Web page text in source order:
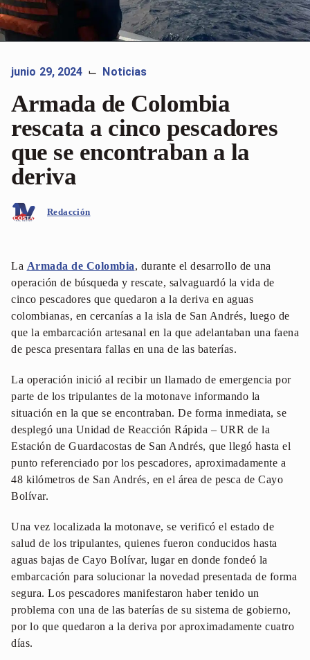
junio 29, 2024 ⌙ Noticias
Armada de Colombia
rescata a cinco pescadores
que se encontraban a la
deriva
Redacción
La Armada de Colombia, durante el desarrollo de una
operación de búsqueda y rescate, salvaguardó la vida de
cinco pescadores que quedaron a la deriva en aguas
colombianas, en cercanías a la isla de San Andrés, luego de
que la embarcación artesanal en la que adelantaban una faena
de pesca presentara fallas en una de las baterías.
La operación inició al recibir un llamado de emergencia por
parte de los tripulantes de la motonave informando la
situación en la que se encontraban. De forma inmediata, se
desplegó una Unidad de Reacción Rápida – URR de la
Estación de Guardacostas de San Andrés, que llegó hasta el
punto referenciado por los pescadores, aproximadamente a
48 kilómetros de San Andrés, en el área de pesca de Cayo
Bolívar.
Una vez localizada la motonave, se verificó el estado de
salud de los tripulantes, quienes fueron conducidos hasta
aguas bajas de Cayo Bolívar, lugar en donde fondeó la
embarcación para solucionar la novedad presentada de forma
segura. Los pescadores manifestaron haber tenido un
problema con una de las baterías de su sistema de gobierno,
por lo que quedaron a la deriva por aproximadamente cuatro
días.